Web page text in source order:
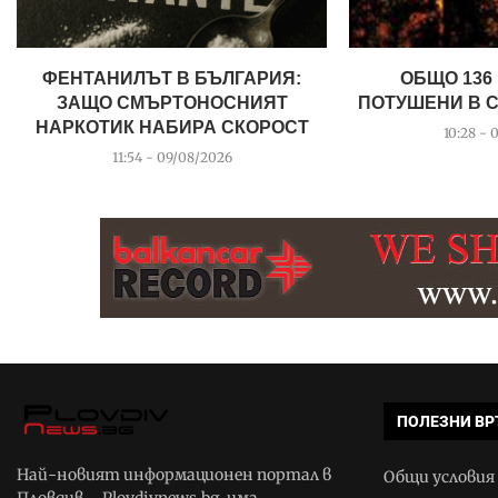
ФЕНТАНИЛЪТ В БЪЛГАРИЯ:
ЗАЩО СМЪРТОНОСНИЯТ
НАРКОТИК НАБИРА СКОРОСТ
11:54 - 09/08/2026
ОБЩО
ПОТУШЕНИ В
10:28 -
Най-новият информационен портал в
ПОЛЕЗНИ
Общи условия